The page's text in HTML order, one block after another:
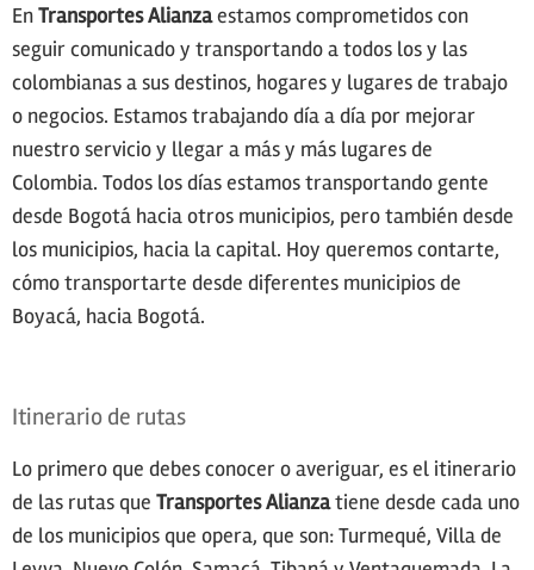
EnTransportes Alianzaestamos comprometidos con
seguir comunicado y transportando a todos los y las
colombianas a sus destinos, hogares y lugares de trabajo
o negocios. Estamos trabajando día a día por mejorar
nuestro servicio y llegar a más y más lugares de
Colombia. Todos los días estamos transportando gente
desde Bogotá hacia otros municipios, pero también desde
los municipios, hacia la capital. Hoy queremos contarte,
cómo transportarte desde diferentes municipios de
Boyacá, hacia Bogotá.
Itinerario de rutas
Lo primero que debes conocer o averiguar, es el itinerario
de las rutas que Transportes Alianzatiene desde cada uno
de los municipios que opera, que son: Turmequé, Villa de